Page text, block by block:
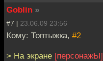
Goblin »
#7 | 23.06.09 23:56
Кому: Топтыжка, #2
> На экране [персонажЫ]